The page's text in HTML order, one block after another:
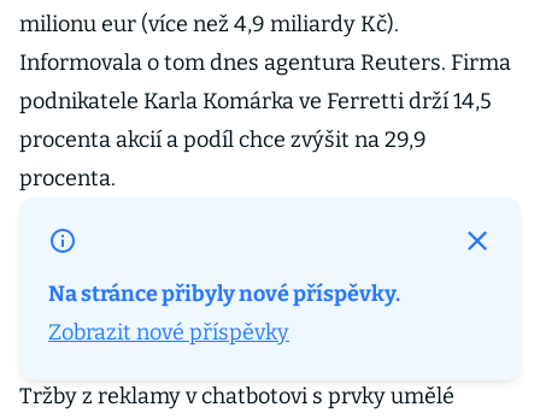
milionu eur (více než 4,9 miliardy Kč).
Informovala o tom dnes agentura Reuters. Firma
podnikatele Karla Komárka ve Ferretti drží 14,5
procenta akcií a podíl chce zvýšit na 29,9
procenta.
Výnosy z reklamy v ChatGPT v celoročním
přepočtu překonaly 100 milionů dolarů
Tržby z reklamy v chatbotovi s prvky umělé
Na stránce přibyly nové příspěvky.
Zobrazit nové příspěvky